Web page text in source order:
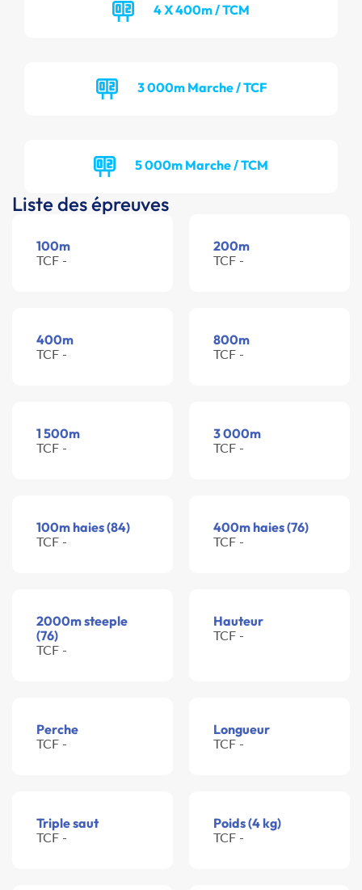
4 X 400m / TCM
3 000m Marche / TCF
5 000m Marche / TCM
Liste des épreuves
100m
TCF -
200m
TCF -
400m
TCF -
800m
TCF -
1 500m
TCF -
3 000m
TCF -
100m haies (84)
TCF -
400m haies (76)
TCF -
2000m steeple
(76)
TCF -
Hauteur
TCF -
Perche
TCF -
Longueur
TCF -
Triple saut
TCF -
Poids (4 kg)
TCF -